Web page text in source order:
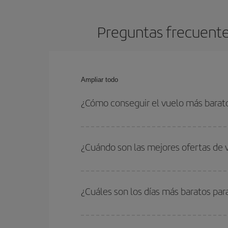
Preguntas
Ampliar todo
¿Cómo conseguir el vuelo más
las fechas y horarios de ida y vuelta.
¿Cuándo son las mejores ofertas
periodos de vacaciones escolares son
precios encontrarás.
¿Cuáles son los días más baratos